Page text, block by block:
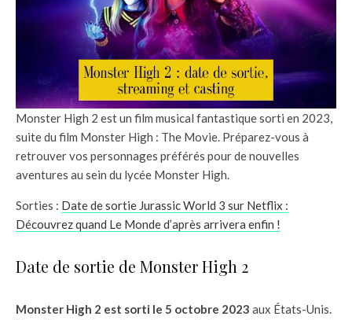
Monster High 2 est un film musical fantastique sorti en 2023,
suite du film Monster High : The Movie. Préparez-vous à
retrouver vos personnages préférés pour de nouvelles
aventures au sein du lycée Monster High.
Sorties : Date de sortie Jurassic World 3 sur Netflix :
Découvrez quand Le Monde d’après arrivera enfin !
Date de sortie de Monster High 2
Monster High 2 est sorti le 5 octobre 2023 aux États-Unis.